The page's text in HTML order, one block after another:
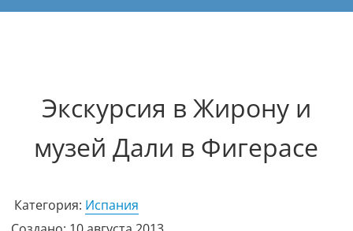
Экскурсия в Жирону и
музей Дали в Фигерасе
Категория: Испания